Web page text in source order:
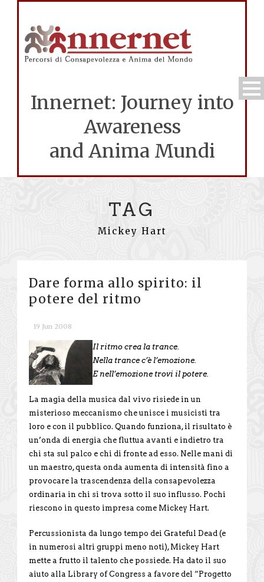
Innernet: Journey into
Awareness
and Anima Mundi
TAG
Mickey Hart
Dare forma allo spirito: il
potere del ritmo
19 Jun 2008
Il ritmo crea la trance.
Nella trance c’è l’emozione.
E nell’emozione trovi il potere.
La magia della musica dal vivo risiede in un
misterioso meccanismo che unisce i musicisti tra
loro e con il pubblico. Quando funziona, il risultato è
un’onda di energia che fluttua avanti e indietro tra
chi sta sul palco e chi di fronte ad esso. Nelle mani di
un maestro, questa onda aumenta di intensità fino a
provocare la trascendenza della consapevolezza
ordinaria in chi si trova sotto il suo influsso. Pochi
riescono in questo impresa come Mickey Hart.
Percussionista da lungo tempo dei Grateful Dead (e
in numerosi altri gruppi meno noti), Mickey Hart
mette a frutto il talento che possiede. Ha dato il suo
aiuto alla Library of Congress a favore del “Progetto